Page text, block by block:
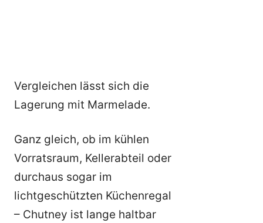
Vergleichen lässt sich die
Lagerung mit Marmelade.
Ganz gleich, ob im kühlen
Vorratsraum, Kellerabteil oder
durchaus sogar im
lichtgeschützten Küchenregal
– Chutney ist lange haltbar